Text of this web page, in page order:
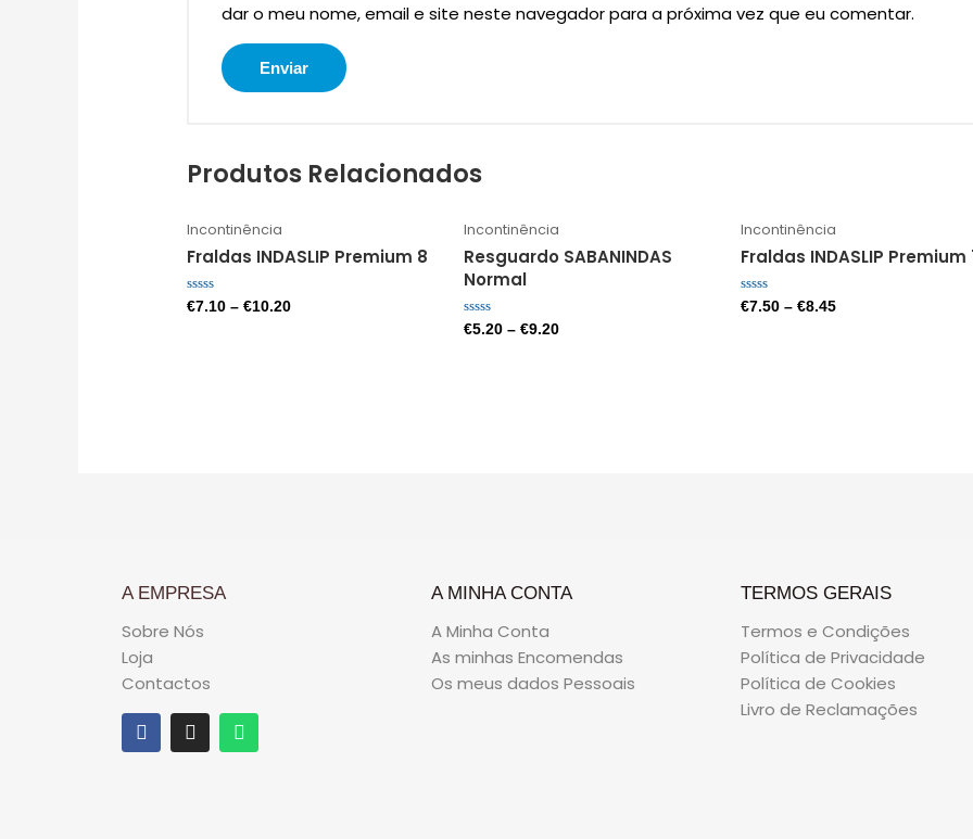
dar o meu nome, email e site neste navegador para a próxima vez que eu comentar.
Produtos Relacionados
Incontinência
Fraldas INDASLIP Premium 8
Avaliação
€7.10 –€10.20
Incontinência
Resguardo SABANINDAS
Normal
Avaliação
€5.20 –€9.20
Incontinência
Fraldas INDASLIP Premium
Avaliação
€7.50– €8.45
A EMPRESA
Sobre Nós
Loja
Contactos
A MINHA CONTA
A Minha Conta
As minhas Encomendas
Os meus dados Pessoais
TERMOS GERAIS
Termos e Condições
Política de Privacidade
Política de Cookies
Livro de Reclamações